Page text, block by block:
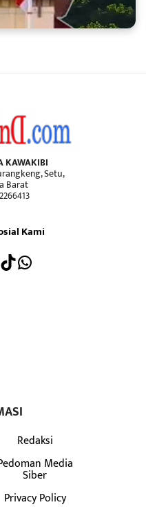
KAWAKIBI
Setu,
Barat
Kami
TikTokWhatsApp
Redaksi
Media
Siber
Privacy Policy